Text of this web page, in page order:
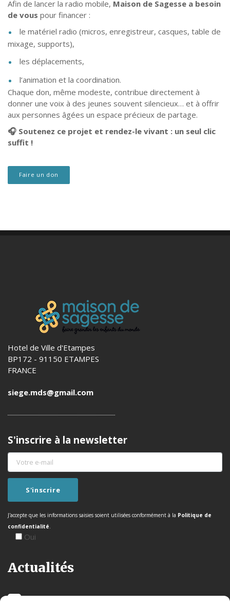
Afin de lancer la radio mobile, Maison de Sagesse a besoin
de vous pour financer :
le matériel radio (micros, enregistreur, casques, table de
mixage, supports),
les déplacements,
l’animation et la coordination.
Chaque don, même modeste, contribue directement à
donner une voix à des jeunes souvent silencieux… et à offrir
aux personnes âgées un espace précieux de partage.
🎧 Soutenez ce projet et rendez-le vivant : un seul clic
suffit !
Faire un don
Hotel de Ville d'Etampes
BP172 - 91150 ETAMPES
FRANCE
siege.mds@gmail.com
S'inscrire à la newsletter
J'accepte que les informations saisies soient utilisées conformément à la Politique de
confidentialité
Oui
Actualités